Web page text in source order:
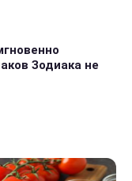
Зодиака не